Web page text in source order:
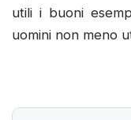
utili i buoni
uomini non meno